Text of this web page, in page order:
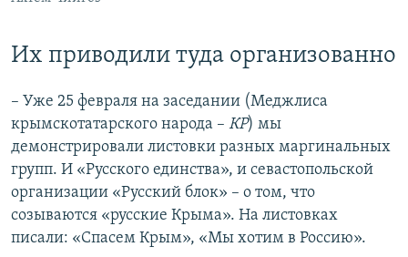
Их приводили туда организованно
– Уже 25 февраля на заседании (Меджлиса
крымскотатарского народа – КР) мы
демонстрировали листовки разных маргинальных
групп. И «Русского единства», и севастопольской
организации «Русский блок» – о том, что
созываются «русские Крыма». На листовках
писали: «Спасем Крым», «Мы хотим в Россию».